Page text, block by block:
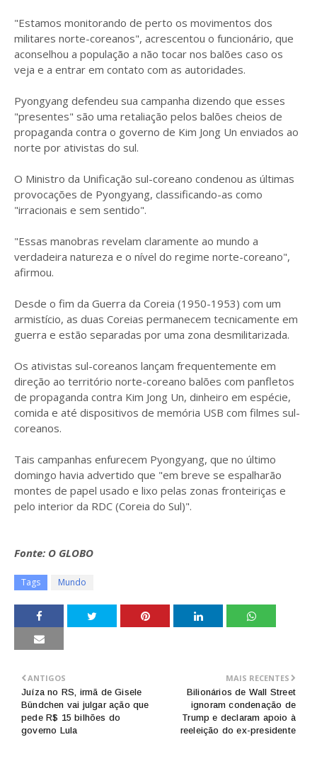
"Estamos monitorando de perto os movimentos dos
militares norte-coreanos", acrescentou o funcionário, que
aconselhou a população a não tocar nos balões caso os
veja e a entrar em contato com as autoridades.
Pyongyang defendeu sua campanha dizendo que esses
"presentes" são uma retaliação pelos balões cheios de
propaganda contra o governo de Kim Jong Un enviados ao
norte por ativistas do sul.
O Ministro da Unificação sul-coreano condenou as últimas
provocações de Pyongyang, classificando-as como
"irracionais e sem sentido".
"Essas manobras revelam claramente ao mundo a
verdadeira natureza e o nível do regime norte-coreano",
afirmou.
Desde o fim da Guerra da Coreia (1950-1953) com um
armistício, as duas Coreias permanecem tecnicamente em
guerra e estão separadas por uma zona desmilitarizada.
Os ativistas sul-coreanos lançam frequentemente em
direção ao território norte-coreano balões com panfletos
de propaganda contra Kim Jong Un, dinheiro em espécie,
comida e até dispositivos de memória USB com filmes sul-
coreanos.
Tais campanhas enfurecem Pyongyang, que no último
domingo havia advertido que "em breve se espalharão
montes de papel usado e lixo pelas zonas fronteiriças e
pelo interior da RDC (Coreia do Sul)".
Fonte: O GLOBO
Tags Mundo
MAIS RECENTES
Bilionários de Wall Street
ignoram condenação de
Trump e declaram apoio à
reeleição do ex-presidente
ANTIGOS
Juíza no RS, irmã de Gisele
Bündchen vai julgar ação que
pede R$ 15 bilhões do
governo Lula